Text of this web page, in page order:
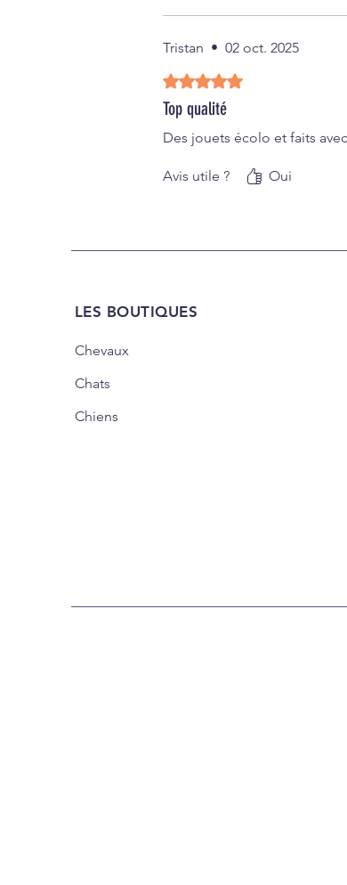
Tristan • 02 oct. 2025
Noté 5 sur 5.
Top qualité
Des jouets écolo et faits
Avis utile ? Oui
LES BOUTIQUES
Chevaux
Chats
Chiens